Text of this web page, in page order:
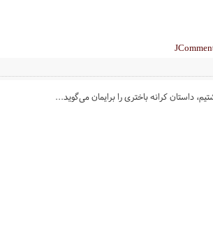
داستان کرانه باختری را برایمان می‌گوید...